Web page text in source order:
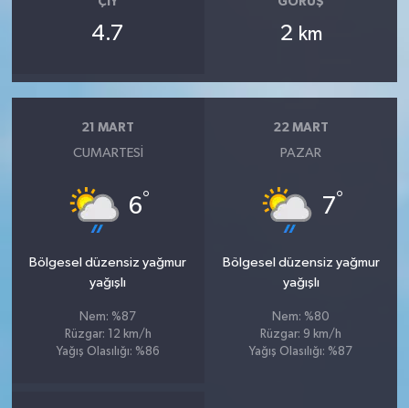
4.7 2 km
21 MART
CUMARTESI
6°
Bölgesel düzensiz yağmur
yağışlı
Nem: %87
Rüzgar: 12 km/h
Yağış Olasılığı: %86
22 MART
PAZAR
7°
Bölgesel düzensiz yağmur
yağışlı
Nem: %80
Rüzgar: 9 km/h
Yağış Olasılığı: %87